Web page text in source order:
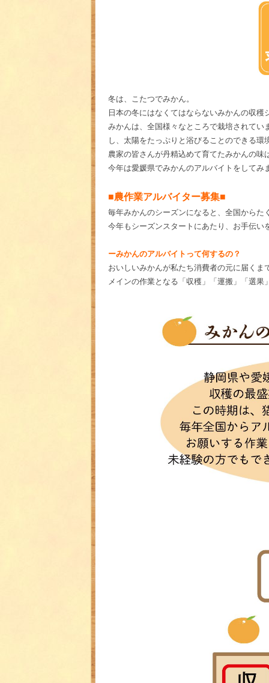
冬は、こたつでみかん。
日本の冬にはなくてはならないみかんの収穫
みかんは、全国様々なところで栽培されて
し、太陽をたっぷりと浴びることのできる
農家の皆さんが丹精込めて育てたみかんの味
今年は愛媛県でみかんのアルバイトをしてみ
■農作業アルバイター募集■
毎年みかんのシーズンになると、全国から
今年もシーズンスタートにあたり、お手伝
ーみかんのアルバイトって何するの？
おいしいみかんが私たち消費者の元に届くま
メインの作業となる「収穫」「運搬」「選果